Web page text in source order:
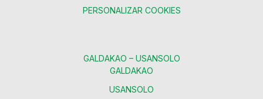
PERSONALIZAR COOKIES
GALDAKAO – USANSOLO
GALDAKAO
USANSOLO